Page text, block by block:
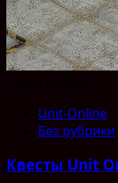
Unit-Online
Без рубрики
Квесты Unit